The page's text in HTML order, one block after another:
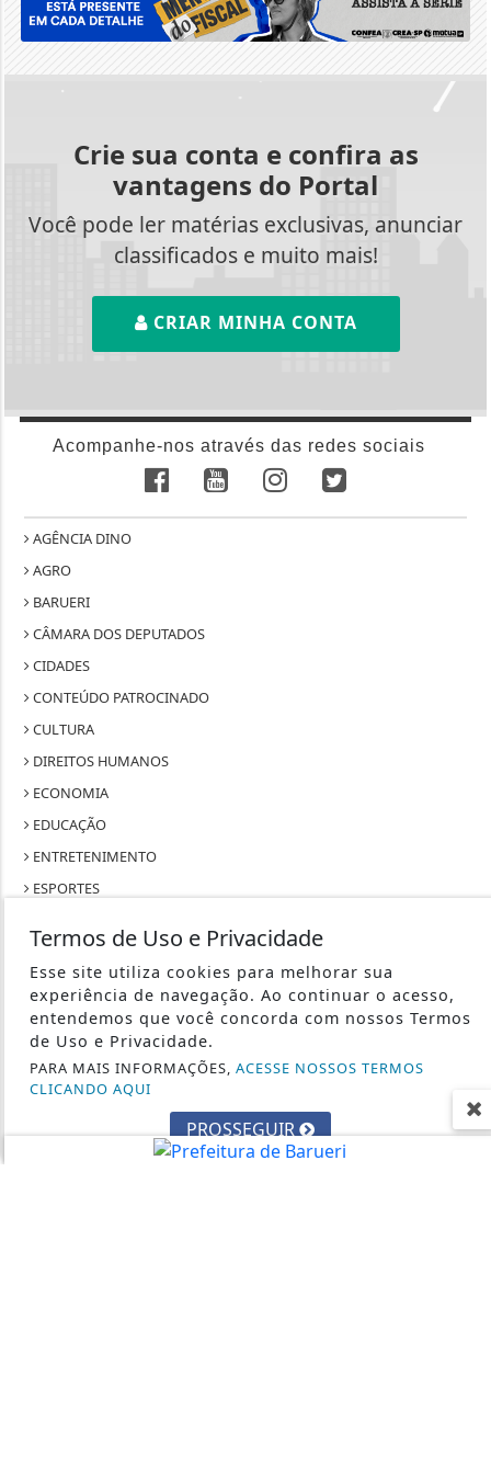
classificados e muito mais!
CRIAR MINHA CONTA
Acompanhe-nos através das redes sociais
AGÊNCIA DINO
CÂMARA DOS DEPUTADOS
CIDADES
CONTEÚDO PATROCINADO
CULTURA
DIREITOS HUMANOS
ECONOMIA
EDUCAÇÃO
ENTRETENIMENTO
ESPORTES
GERAL
JUSTIÇA
MUNDO
SÃO PAULO
SAÚDE
TECNOLOGIA & INOVAÇÃO
TRABALHO
Termos de Uso e Privacidade
Esse site utiliza cookies para melhorar sua
experiência de navegação. Ao continuar o acesso,
entendemos que você concorda com nossos Termos
de Uso e Privacidade.
PARA MAIS INFORMAÇÕES, ACESSE NOSSOS TERMOS
CLICANDO AQUI
PROSSEGUIR